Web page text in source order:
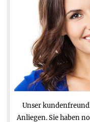
Unser
Anliegen. Sie haben